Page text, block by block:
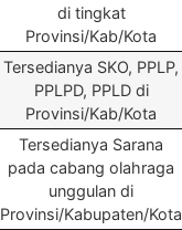
di tingkat
Provinsi/Kab/Kota
Tersedianya SKO, PPLP,
PPLPD, PPLD di
Provinsi/Kab/Kota
Tersedianya Sarana
pada cabang olahraga
unggulan di
Provinsi/Kabupaten/Kota